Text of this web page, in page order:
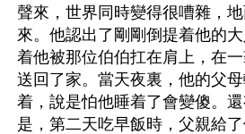
聲來，世界同時變得很嘈雜，
來。他認出了剛剛倒提着他的
着他被那位伯伯扛在肩上，在
送回了家。當天夜裏，他的父
着，說是怕他睡着了會變傻。
是，第二天吃早飯時，父親給